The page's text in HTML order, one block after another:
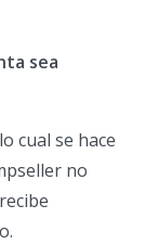
sea
cual se hace
no